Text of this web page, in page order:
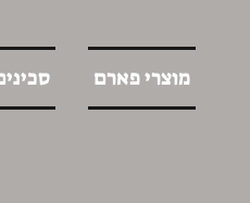
מוצרי פארם